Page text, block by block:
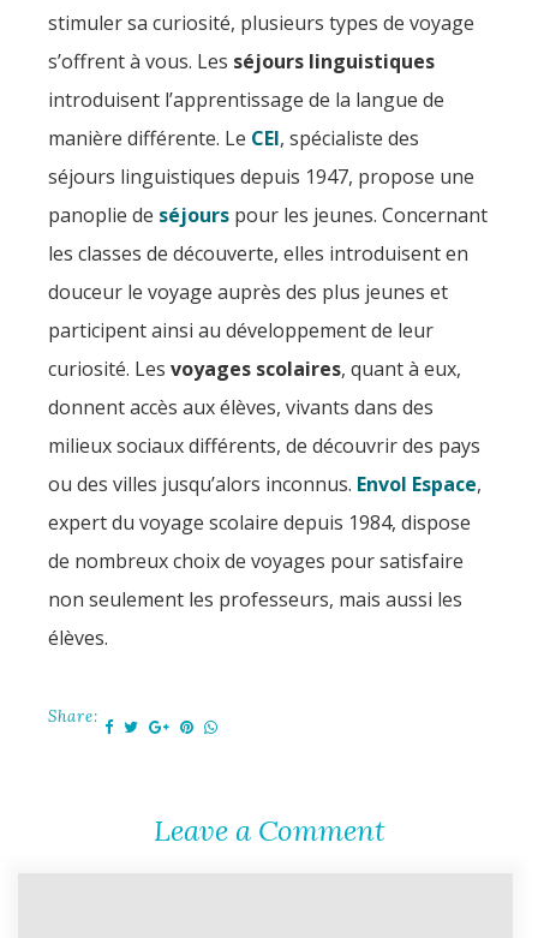
stimuler sa curiosité, plusieurs types de voyage
s’offrent à vous. Les séjours linguistiques
introduisent l’apprentissage de la langue de
manière différente. Le CEI, spécialiste des
séjours linguistiques depuis 1947, propose une
panoplie de séjours pour les jeunes. Concernant
les classes de découverte, elles introduisent en
douceur le voyage auprès des plus jeunes et
participent ainsi au développement de leur
curiosité. Les voyages scolaires, quant à eux,
donnent accès aux élèves, vivants dans des
milieux sociaux différents, de découvrir des pays
ou des villes jusqu’alors inconnus. Envol Espace,
expert du voyage scolaire depuis 1984, dispose
de nombreux choix de voyages pour satisfaire
non seulement les professeurs, mais aussi les
élèves.
Share:
Leave a Comment